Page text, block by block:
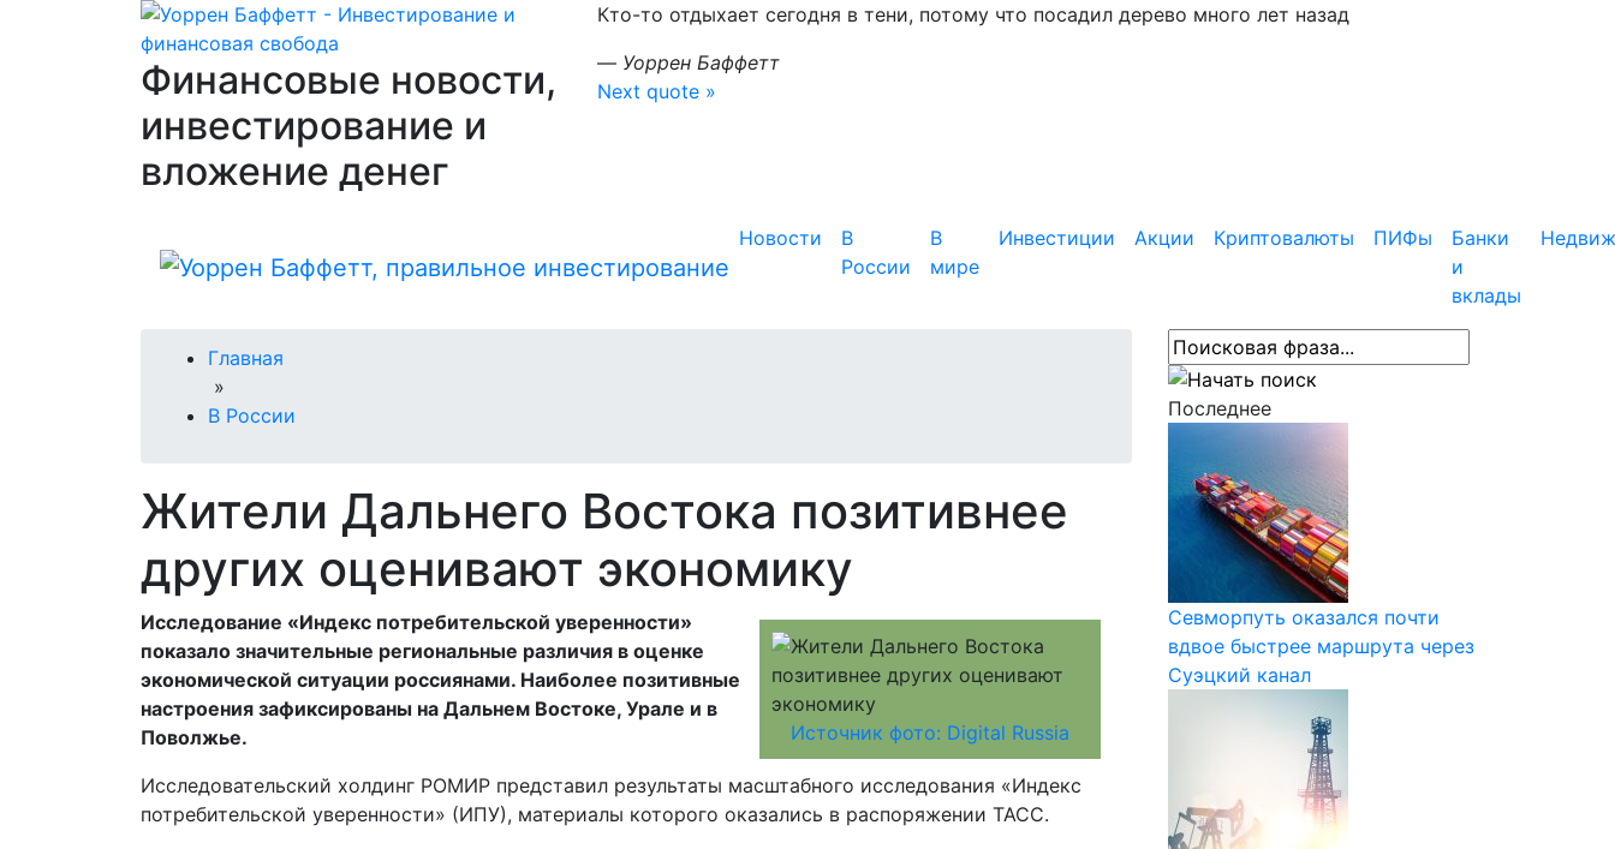
Финансовые новости,
инвестирование и
вложение денег
Кто-то отдыхает сегодня в тени, потому что посадил дерево много лет назад
— Уоррен Баффетт
Next quote »
Новости
В
России
В
мире
Инвестиции Акции Криптовалюты ПИФы
Банки
и
вклады
Главная
»
В России
Жители Дальнего Востока позитивнее
других оценивают экономику
Источник фото: Digital Russia
Исследование «Индекс потребительской уверенности»
показало значительные региональные различия в оценке
экономической ситуации россиянами. Наиболее позитивные
настроения зафиксированы на Дальнем Востоке, Урале и в
Поволжье.
Исследовательский холдинг РОМИР представил результаты масштабного исследования «Индекс
потребительской уверенности» (ИПУ), материалы которого оказались в распоряжении ТАСС.
Последнее
Севморпуть оказался почти
вдвое быстрее маршрута через
Суэцкий канал